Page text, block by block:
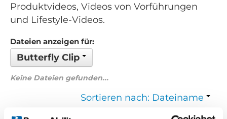
Produktvideos, Videos von Vorführungen
und Lifestyle-Videos.
Dateien anzeigen für:
Butterfly Clip
Keine Dateien gefunden...
Sortieren nach: Dateiname